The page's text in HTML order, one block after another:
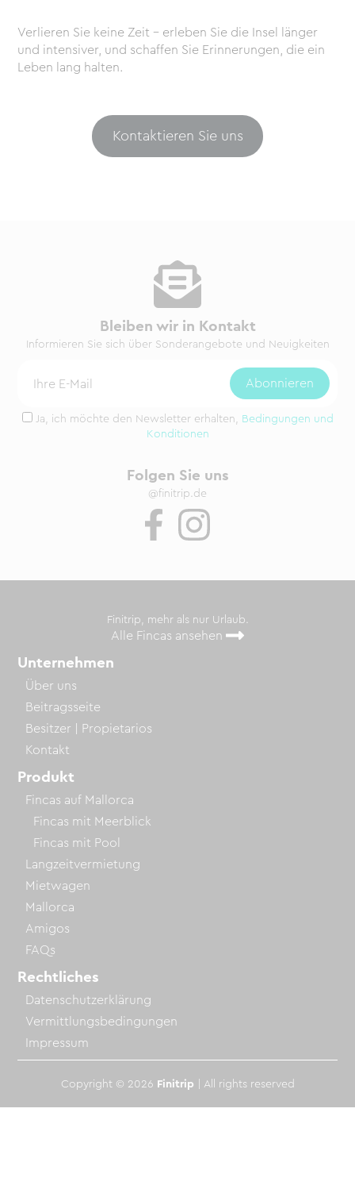
Verlieren Sie keine Zeit – erleben Sie die Insel länger
und intensiver, und schaffen Sie Erinnerungen, die ein
Leben lang halten.
Kontaktieren Sie uns
Bleiben wir in Kontakt
Informieren Sie sich über Sonderangebote und Neuigkeiten
Ja, ich möchte den Newsletter erhalten, Bedingungen und
Konditionen
Folgen Sie uns
@finitrip.de
Finitrip, mehr als nur Urlaub.
Alle Fincas ansehen
Unternehmen
Über uns
Beitragsseite
Besitzer | Propietarios
Kontakt
Produkt
Fincas auf Mallorca
Fincas mit Meerblick
Fincas mit Pool
Langzeitvermietung
Mietwagen
Mallorca
Amigos
FAQs
Rechtliches
Datenschutzerklärung
Vermittlungsbedingungen
Impressum
Copyright © 2026 Finitrip | All rights reserved